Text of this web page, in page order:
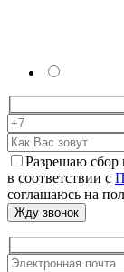
Разрешаю сбор
в соответствии с
соглашаюсь на